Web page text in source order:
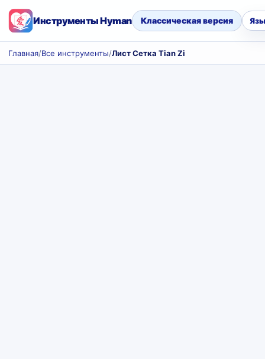
Инструменты Hyman Классическая версия
Главная/Все инструменты/Лист Сетка Tian Zi